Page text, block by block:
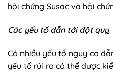
hội chứng Susac và hội
Các yếu tố dẫn tới đột quỵ
Có nhiều yếu tố nguy cơ
yếu tố rủi ro có thể được